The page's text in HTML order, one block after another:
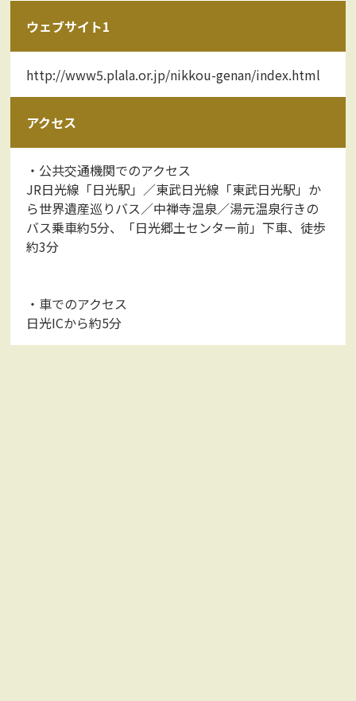
ウェブサイト1
http://www5.plala.or.jp/nikkou-genan/index.html
アクセス
・公共交通機関でのアクセス
JR日光線「日光駅」／東武日光線「東武日光駅」か
ら世界遺産巡りバス／中禅寺温泉／湯元温泉行きの
バス乗車約5分、「日光郷土センター前」下車、徒歩
約3分
・車でのアクセス
日光ICから約5分